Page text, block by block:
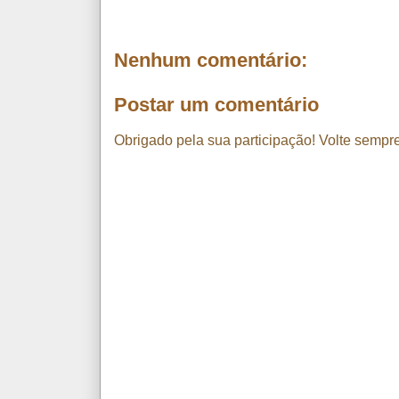
Nenhum comentário:
Postar um comentário
Obrigado pela sua participação! Volte